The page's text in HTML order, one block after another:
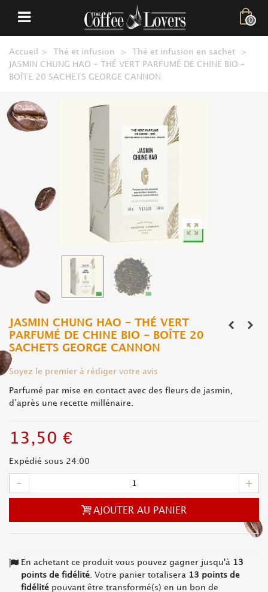
0
Accueil > Thé et infusion > Thé et infusion en sachet
>
JASMIN CHUNG HAO - THÉ VERT PARFUMÉ DE CHINE BIO -
BOÎTE 20 SACHETS GEORGE CANNON
JASMIN CHUNG HAO - THÉ VERT
PARFUMÉ DE CHINE BIO - BOÎTE 20
SACHETS GEORGE CANNON
Soyez le premier à rédiger votre avis
Parfumé par mise en contact avec des fleurs de jasmin,
d’après une recette millénaire.
13,50 €
Expédié sous 24:00
- +
AJOUTER AU PANIER
En achetant ce produit vous pouvez gagner jusqu'à 13
points de fidélité . Votre panier totalisera 13 points de
fidélité pouvant être transformé(s) en un bon de